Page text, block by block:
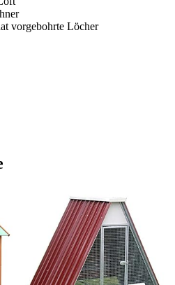
vorgebohrte Löcher